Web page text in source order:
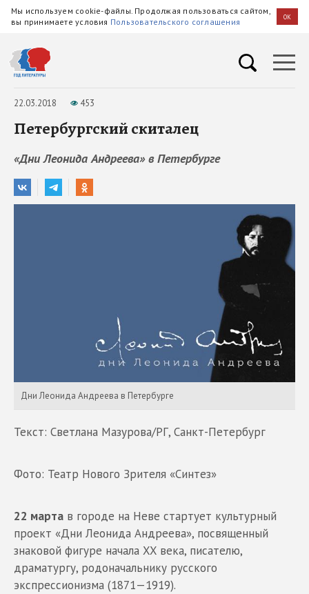
Мы используем cookie-файлы. Продолжая пользоваться сайтом,
вы принимаете условия Пользовательского соглашения OK
22.03.2018 453
Петербургский скиталец
«Дни Леонида Андреева» в Петербурге
Дни Леонида Андреева в Петербурге
Текст: Светлана Мазурова/РГ, Санкт-Петербург
Фото: Театр Нового Зрителя «Синтез»
22 марта в городе на Неве стартует культурный
проект «Дни Леонида Андреева», посвященный
знаковой фигуре начала XX века, писателю,
драматургу, родоначальнику русского
экспрессионизма (1871—1919).